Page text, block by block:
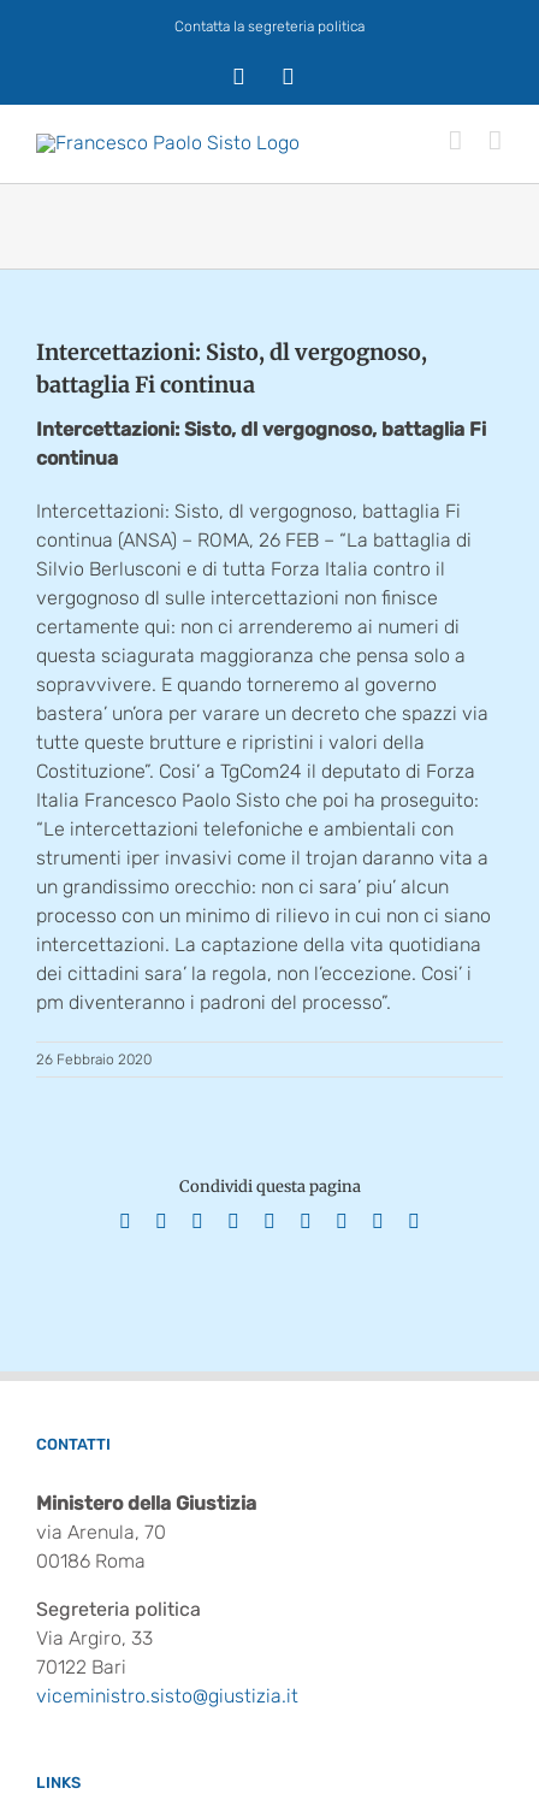
Contatta la segreteria politica
Intercettazioni: Sisto, dl vergognoso,
battaglia Fi continua
Intercettazioni: Sisto, dl vergognoso, battaglia Fi
continua
Intercettazioni: Sisto, dl vergognoso, battaglia Fi
continua (ANSA) – ROMA, 26 FEB – “La battaglia di
Silvio Berlusconi e di tutta Forza Italia contro il
vergognoso dl sulle intercettazioni non finisce
certamente qui: non ci arrenderemo ai numeri di
questa sciagurata maggioranza che pensa solo a
sopravvivere. E quando torneremo al governo
bastera’ un’ora per varare un decreto che spazzi via
tutte queste brutture e ripristini i valori della
Costituzione”. Cosi’ a TgCom24 il deputato di Forza
Italia Francesco Paolo Sisto che poi ha proseguito:
“Le intercettazioni telefoniche e ambientali con
strumenti iper invasivi come il trojan daranno vita a
un grandissimo orecchio: non ci sara’ piu’ alcun
processo con un minimo di rilievo in cui non ci siano
intercettazioni. La captazione della vita quotidiana
dei cittadini sara’ la regola, non l’eccezione. Cosi’ i
pm diventeranno i padroni del processo”.
26 Febbraio 2020
Condividi questa pagina
Facebook Reddit LinkedInWhatsApp
TumblrPinterest
CONTATTI
Ministero della Giustizia
via Arenula, 70
00186 Roma
Segreteria politica
Via Argiro, 33
70122 Bari
viceministro.sisto@giustizia.it
LINKS